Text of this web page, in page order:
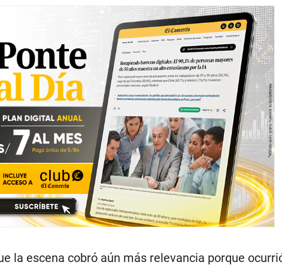
la escena cobró aún más relevancia porque